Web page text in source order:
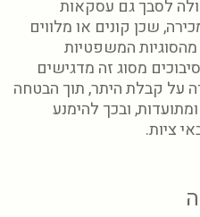
לסבך גם עסקאות
שכן קונים או מלווים
המשפטיות
מסוג זה מדגישים
על קבלת היתר, תוך הבטחה
ובכך להימנע
ציות.